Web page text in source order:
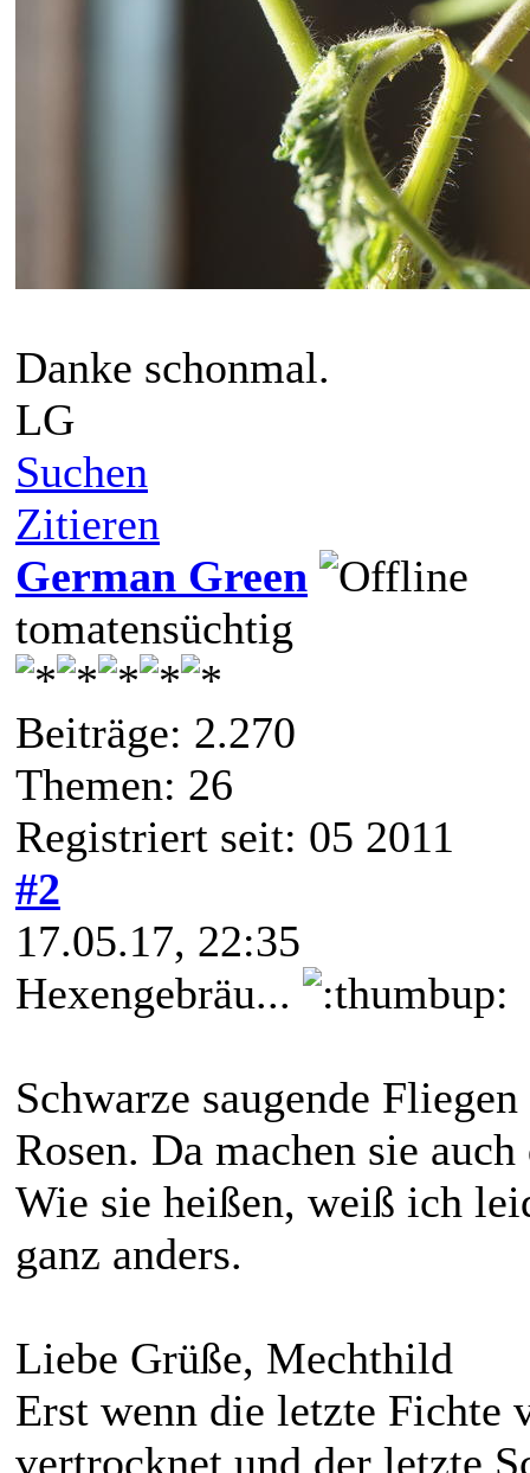
Danke schonmal.
LG
Suchen
Zitieren
German Green
tomatensüchtig
Beiträge: 2.270
Themen: 26
Registriert seit: 05 2011
#2
17.05.17, 22:35
Hexengebräu...
Schwarze saugende
Rosen. Da machen sie
Wie sie heißen, weiß ich
ganz anders.
Liebe Grüße, Mechthild
Erst wenn die letzte Fichte
vertrocknet und der letzte